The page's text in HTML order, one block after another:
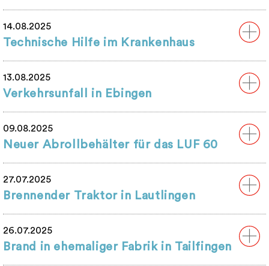
14.08.2025
Technische Hilfe im Krankenhaus
13.08.2025
Verkehrsunfall in Ebingen
09.08.2025
Neuer Abrollbehälter für das LUF 60
27.07.2025
Brennender Traktor in Lautlingen
26.07.2025
Brand in ehemaliger Fabrik in Tailfingen